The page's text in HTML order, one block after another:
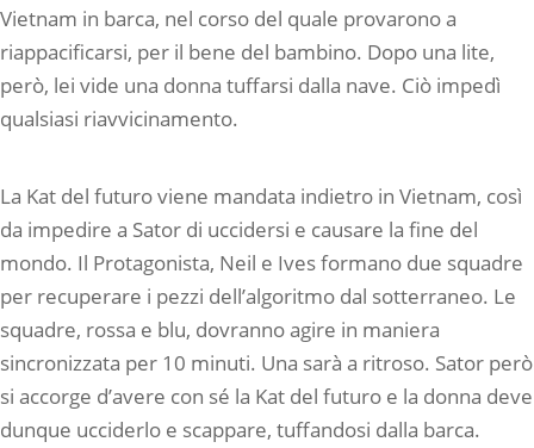
Vietnam in barca, nel corso del quale provarono a
riappacificarsi, per il bene del bambino. Dopo una lite,
però, lei vide una donna tuffarsi dalla nave. Ciò impedì
qualsiasi riavvicinamento.
La Kat del futuro viene mandata indietro in Vietnam, così
da impedire a Sator di uccidersi e causare la fine del
mondo. Il Protagonista, Neil e Ives formano due squadre
per recuperare i pezzi dell’algoritmo dal sotterraneo. Le
squadre, rossa e blu, dovranno agire in maniera
sincronizzata per 10 minuti. Una sarà a ritroso. Sator però
si accorge d’avere con sé la Kat del futuro e la donna deve
dunque ucciderlo e scappare, tuffandosi dalla barca.